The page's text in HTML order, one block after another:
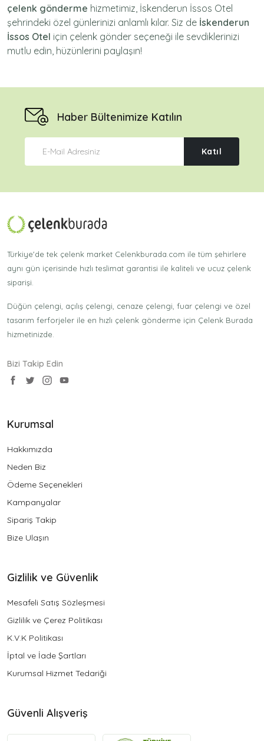
çelenk gönderme hizmetimiz, İskenderun İssos Otel
şehrindeki özel günlerinizi anlamlı kılar. Siz de İskenderun
İssos Otel için çelenk gönder seçeneği ile sevdiklerinizi
mutlu edin, hüzünlerini paylaşın!
Haber Bültenimize Katılın
Katıl
Türkiye'de tek çelenk market Celenkburada.com ile tüm şehirlere
aynı gün içerisinde hızlı teslimat garantisi ile kaliteli ve ucuz çelenk
siparişi.
Düğün çelengi, açılış çelengi, cenaze çelengi, fuar çelengi ve özel
tasarım ferforjeler ile en hızlı çelenk gönderme için Çelenk Burada
hizmetinizde.
Bizi Takip Edin
Kurumsal
Hakkımızda
Neden Biz
Ödeme Seçenekleri
Kampanyalar
Sipariş Takip
Bize Ulaşın
Gizlilik ve Güvenlik
Mesafeli Satış Sözleşmesi
Gizlilik ve Çerez Politikası
K.V.K Politikası
İptal ve İade Şartları
Kurumsal Hizmet Tedariği
Güvenli Alışveriş